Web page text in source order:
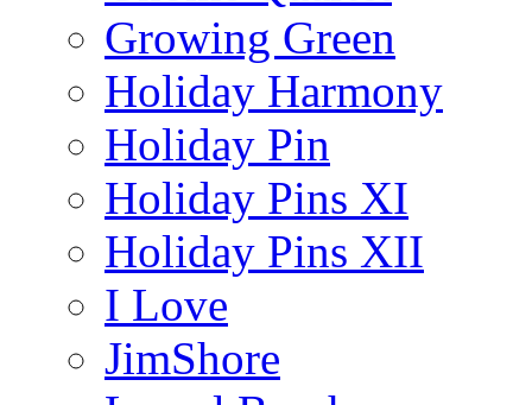
Growing Green
Holiday Harmony
Holiday Pin
Holiday Pins XI
Holiday Pins XII
I Love
JimShore